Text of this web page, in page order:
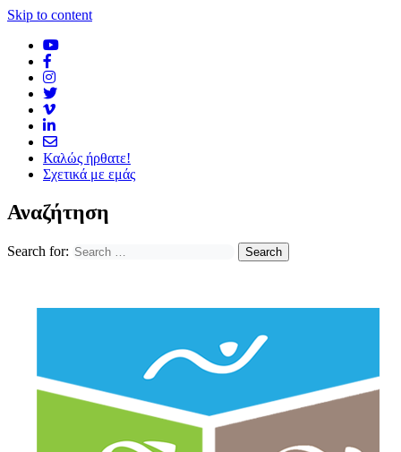
Skip to content
Καλώς ήρθατε!
Σχετικά με εμάς
Αναζήτηση
Search for: